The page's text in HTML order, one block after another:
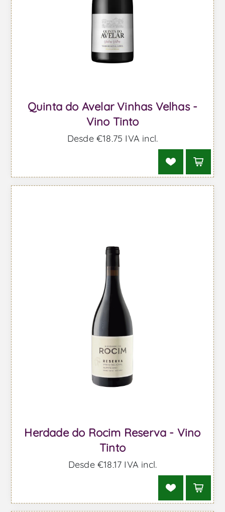
Quinta do Avelar Vinhas Velhas -
Vino Tinto
Desde €18,75 IVA incl.
Herdade do Rocim Reserva - Vino
Tinto
Desde €18,17 IVA incl.